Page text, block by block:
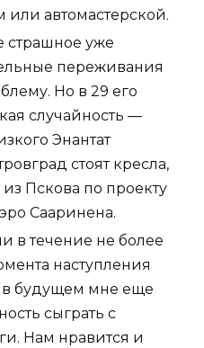
или автомастерской.
страшное уже
переживания
Но в 29 его
случайность —
Энантат
стоят кресла,
Пскова по проекту
Сааринена.
в течение не более
наступления
в будущем мне еще
сыграть с
Нам нравится и